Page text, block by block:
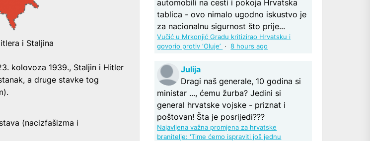
i Staljina
kolovoza 1939., Staljin i Hitler
a druge stavke tog
(nacizfašizma i
automobili na cesti i pokoja Hrvatska
tablica - ovo nimalo ugodno iskustvo je
za nacionalnu sigurnost što prije...
Vučić u Mrkonjić Gradu kritizirao Hrvatsku i
govorio protiv ‘Oluje’ ·8 hours ago
Julija
Dragi naš generale, 10 godina si
ministar ..., ćemu žurba? Jedini si
general hrvatske vojske - priznat i
poštovan! Šta je posrijedi???
Najavljena važna promjena za hrvatske
branitelje: 'Time ćemo ispraviti još jednu